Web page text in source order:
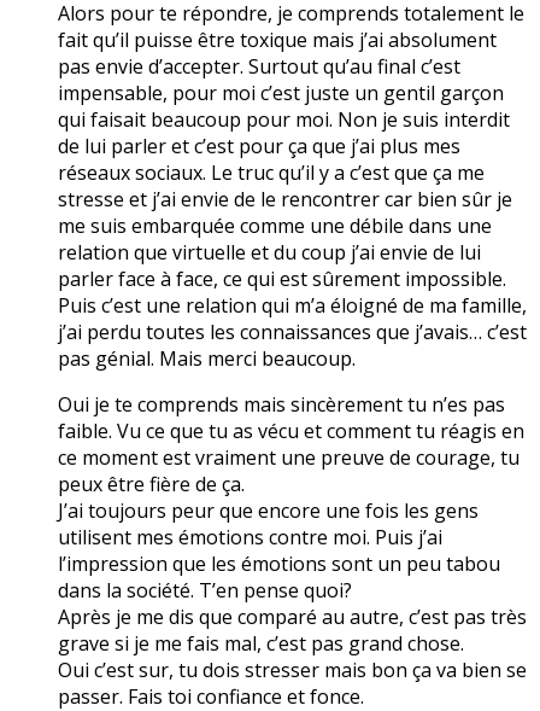
Alors pour te répondre, je comprends totalement le
fait qu’il puisse être toxique mais j’ai absolument
pas envie d’accepter. Surtout qu’au final c’est
impensable, pour moi c’est juste un gentil garçon
qui faisait beaucoup pour moi. Non je suis interdit
de lui parler et c’est pour ça que j’ai plus mes
réseaux sociaux. Le truc qu’il y a c’est que ça me
stresse et j’ai envie de le rencontrer car bien sûr je
me suis embarquée comme une débile dans une
relation que virtuelle et du coup j’ai envie de lui
parler face à face, ce qui est sûrement impossible.
Puis c’est une relation qui m’a éloigné de ma famille,
j’ai perdu toutes les connaissances que j’avais… c’est
pas génial. Mais merci beaucoup.
Oui je te comprends mais sincèrement tu n’es pas
faible. Vu ce que tu as vécu et comment tu réagis en
ce moment est vraiment une preuve de courage, tu
peux être fière de ça.
J’ai toujours peur que encore une fois les gens
utilisent mes émotions contre moi. Puis j’ai
l’impression que les émotions sont un peu tabou
dans la société. T’en pense quoi?
Après je me dis que comparé au autre, c’est pas très
grave si je me fais mal, c’est pas grand chose.
Oui c’est sur, tu dois stresser mais bon ça va bien se
passer. Fais toi confiance et fonce.